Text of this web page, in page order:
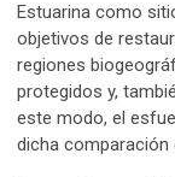
Estuarina como
objetivos de
regiones
protegidos y,
este modo, el
dicha comparación